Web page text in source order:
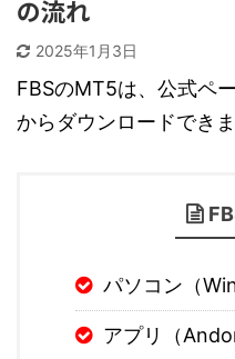
の流れ
2025年1月3日
FBSのMT5は、公式ペ
からダウンロードできま
パソコン（
アプリ（